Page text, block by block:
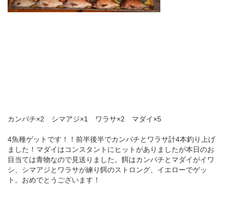
カンパチ×2 シマアジ×1 ワラサ×2 マダイ×5
4魚種ゲットです！！前半後半でカンパチとワラサ計4本釣り上げ
ました！マダイはコンスタントにヒットがありましたが本日のお
目当ては青物なので見送りました。餌はカンパチとマダイがイワ
シ、シマアジとワラサが練り餌のストロング、イエローでゲッ
ト。おめでとうございます！